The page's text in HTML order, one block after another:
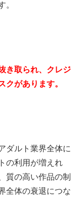
。
き取られ、クレジ
クがあります。
ダルト業界全体に
の利用が増えれ
質の高い作品の制
全体の衰退につな